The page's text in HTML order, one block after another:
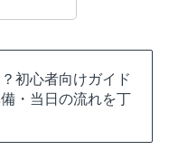
初心者向けガイド
備・当日の流れを丁